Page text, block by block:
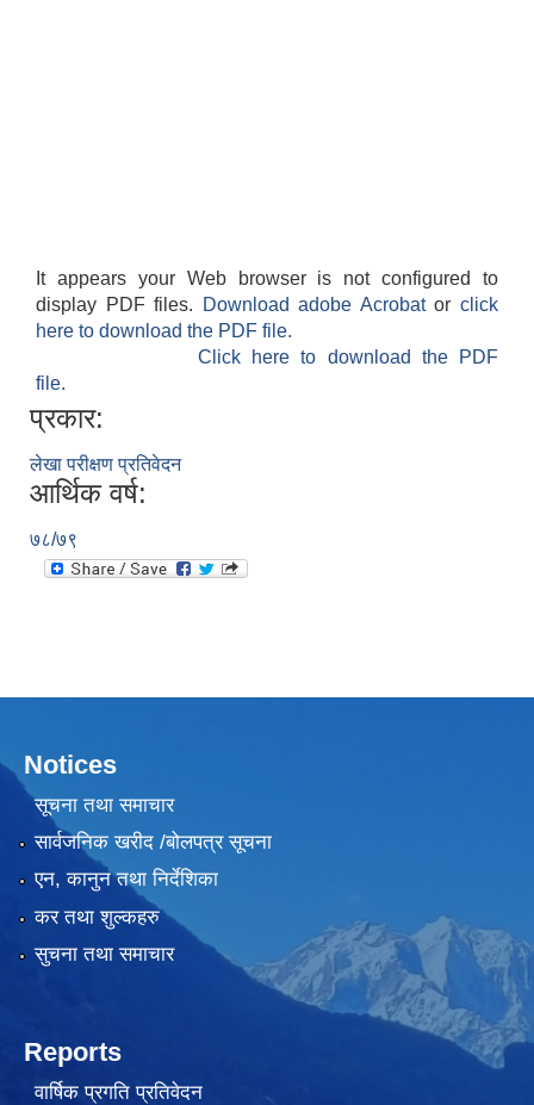
It appears your Web browser is not configured to
display PDF files.
Download adobe Acrobatorclick
here to download the PDF file.
Click here to download the PDF
file.
प्रकार:
लेखा परीक्षण प्रतिवेदन
आर्थिक वर्ष:
७८/७९
Notices
सूचना तथा समाचार
सार्वजनिक खरीद /बोलपत्र सूचना
एन, कानुन तथा निर्देशिका
कर तथा शुल्कहरु
सुचना तथा समाचार
Reports
वार्षिक प्रगति प्रतिवेदन